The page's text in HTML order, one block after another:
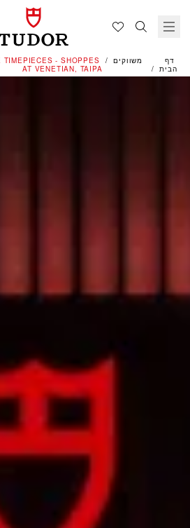
דף
הבית
משווקים
TIMEPIECES - SHOPPES
AT VENETIAN, TAIPA‬